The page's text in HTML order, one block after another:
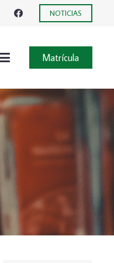
NOTICIAS
Matrícula